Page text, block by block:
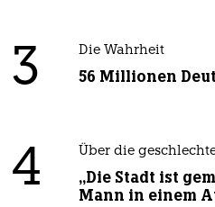
3 Die Wahrheit
56 Millionen
4 Über die
„Die Stadt ist
Mann in einem